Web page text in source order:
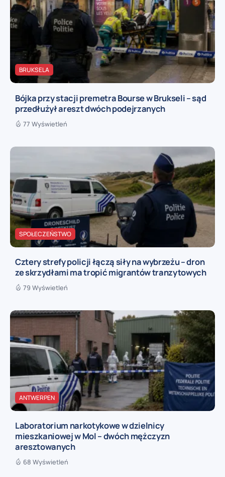
BRUKSELA
Bójka przy stacji premetra Bourse w Brukseli – sąd
przedłużył areszt dwóch podejrzanych
77 Wyświetleń
SPOŁECZEŃSTWO
Cztery strefy policji łączą siły na wybrzeżu – dron
ze skrzydłami ma tropić migrantów tranzytowych
79 Wyświetleń
ANTWERPEN
Laboratorium narkotykowe w dzielnicy
mieszkaniowej w Mol – dwóch mężczyzn
aresztowanych
68 Wyświetleń